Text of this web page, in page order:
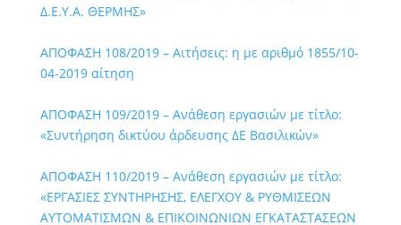
Δ.Ε.Υ.Α. ΘΕΡΜΗΣ»
ΑΠΟΦΑΣΗ 108/2019 – Αιτήσεις: η με αριθμό 1855/10-
04-2019 αίτηση
ΑΠΟΦΑΣΗ 109/2019 – Ανάθεση εργασιών με τίτλο:
«Συντήρηση δικτύου άρδευσης ΔΕ Βασιλικών»
ΑΠΟΦΑΣΗ 110/2019 – Ανάθεση εργασιών με τίτλο:
«ΕΡΓΑΣΙΕΣ ΣΥΝΤΗΡΗΣΗΣ, ΕΛΕΓΧΟΥ & ΡΥΘΜΙΣΕΩΝ
ΑΥΤΟΜΑΤΙΣΜΩΝ & ΕΠΙΚΟΙΝΩΝΙΩΝ ΕΓΚΑΤΑΣΤΑΣΕΩΝ